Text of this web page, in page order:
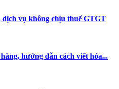
dịch vụ không chịu thuế GTGT
hướng dẫn cách viết hóa...